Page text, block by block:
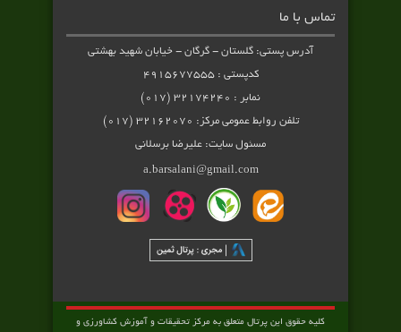
تماس با ما
آدرس پستی: گلستان - گرگان - خیابان شهید بهشتی
کدپستی : ۴۹۱۵۶۷۷۵۵۵
نمابر : ۳۲۱۷۴۲۴۰ (۰۱۷)
تلفن روابط عمومی مرکز: ۳۲۱۶۲۰۷۰ (۰۱۷)
مسئول سایت: علیرضا برسلانی
a.barsalani@gmail.com
کلیه حقوق این پرتال متعلق به مرکز تحقیقات و آموزش کشاورزی و